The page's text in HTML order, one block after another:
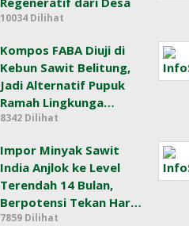
10034 Dilihat
Kompos FABA Diuji di
Kebun Sawit Belitung,
Jadi Alternatif Pupuk
Ramah Lingkunga…
8342 Dilihat
Impor Minyak Sawit
India Anjlok ke Level
Terendah 14 Bulan,
Berpotensi Tekan Har…
7859 Dilihat